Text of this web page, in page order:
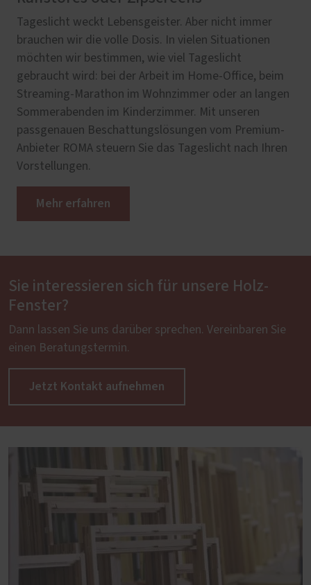
Tageslicht weckt Lebensgeister. Aber nicht immer
brauchen wir die volle Dosis. In vielen Situationen
möchten wir bestimmen, wie viel Tageslicht
gebraucht wird: bei der Arbeit im Home-Office, beim
Streaming-Marathon im Wohnzimmer oder an langen
Sommerabenden im Kinderzimmer. Mit unseren
passgenauen Beschattungslösungen vom Premium-
Anbieter ROMA steuern Sie das Tageslicht nach Ihren
Vorstellungen.
Mehr erfahren
Sie interessieren sich für unsere Holz-
Fenster?
Dann lassen Sie uns darüber sprechen. Vereinbaren Sie
einen Beratungstermin.
Jetzt Kontakt aufnehmen